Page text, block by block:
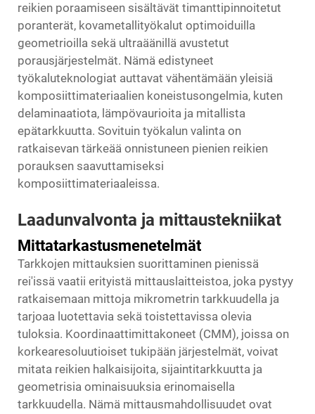
reikien poraamiseen sisältävät timanttipinnoitetut
poranterät, kovametallityökalut optimoiduilla
geometrioilla sekä ultraäänillä avustetut
porausjärjestelmät. Nämä edistyneet
työkaluteknologiat auttavat vähentämään yleisiä
komposiittimateriaalien koneistusongelmia, kuten
delaminaatiota, lämpövaurioita ja mitallista
epätarkkuutta. Sovituin työkalun valinta on
ratkaisevan tärkeää onnistuneen pienien reikien
porauksen saavuttamiseksi
komposiittimateriaaleissa.
Laadunvalvonta ja mittaustekniikat
Mittatarkastusmenetelmät
Tarkkojen mittauksien suorittaminen pienissä
rei'issä vaatii erityistä mittauslaitteistoa, joka pystyy
ratkaisemaan mittoja mikrometrin tarkkuudella ja
tarjoaa luotettavia sekä toistettavissa olevia
tuloksia. Koordinaattimittakoneet (CMM), joissa on
korkearesoluutioiset tukipään järjestelmät, voivat
mitata reikien halkaisijoita, sijaintitarkkuutta ja
geometrisia ominaisuuksia erinomaisella
tarkkuudella. Nämä mittausmahdollisuudet ovat